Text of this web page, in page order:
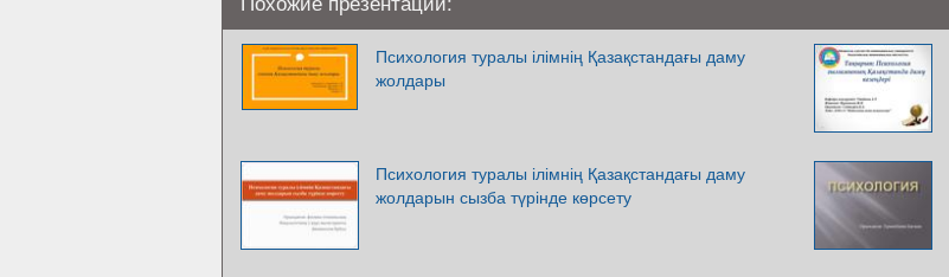
Психология туралы ілімнің Қазақстандағы даму
жолдары
Психология туралы ілімнің Қазақстандағы даму
жолдарын сызба түрінде көрсету